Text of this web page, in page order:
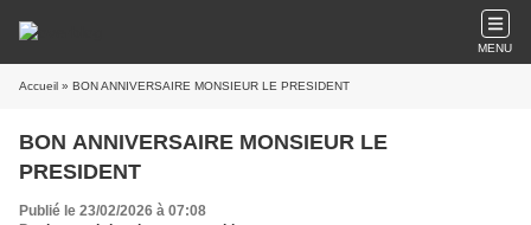
MENU
Accueil » BON ANNIVERSAIRE MONSIEUR LE PRESIDENT
BON ANNIVERSAIRE MONSIEUR LE
PRESIDENT
Publié le 23/02/2026 à 07:08